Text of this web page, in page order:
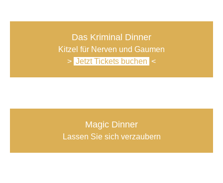
Das Kriminal Dinner
Kitzel für Nerven und Gaumen
> Jetzt Tickets buchen <
Magic Dinner
Lassen Sie sich verzaubern